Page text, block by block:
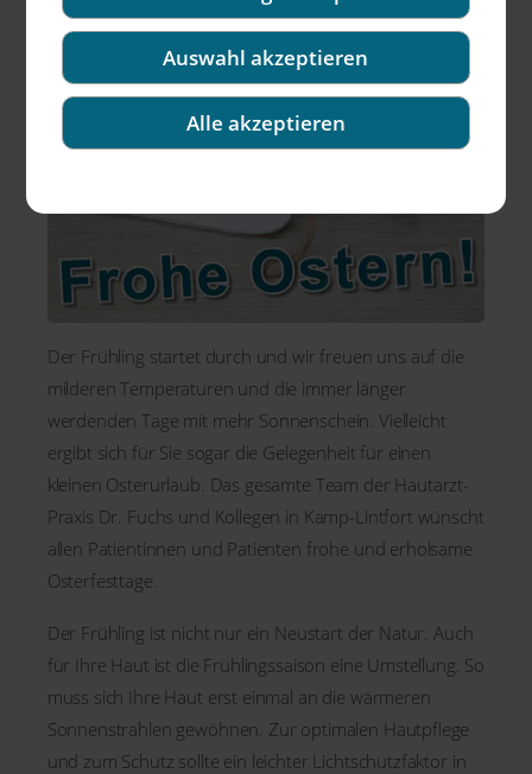
Auswahl akzeptieren
Alle akzeptieren
Der Frühling startet durch und wir freuen uns auf die
milderen Temperaturen und die immer länger
werdenden Tage mit mehr Sonnenschein. Vielleicht
ergibt sich für Sie sogar die Gelegenheit für einen
kleinen Osterurlaub. Das gesamte Team der Hautarzt-
Praxis Dr. Fuchs und Kollegen in Kamp-Lintfort wünscht
allen Patientinnen und Patienten frohe und erholsame
Osterfesttage.
Der Frühling ist nicht nur ein Neustart der Natur. Auch
für Ihre Haut ist die Frühlingssaison eine Umstellung. So
muss sich Ihre Haut erst einmal an die wärmeren
Sonnenstrahlen gewöhnen. Zur optimalen Hautpflege
und zum Schutz sollte ein leichter Lichtschutzfaktor in